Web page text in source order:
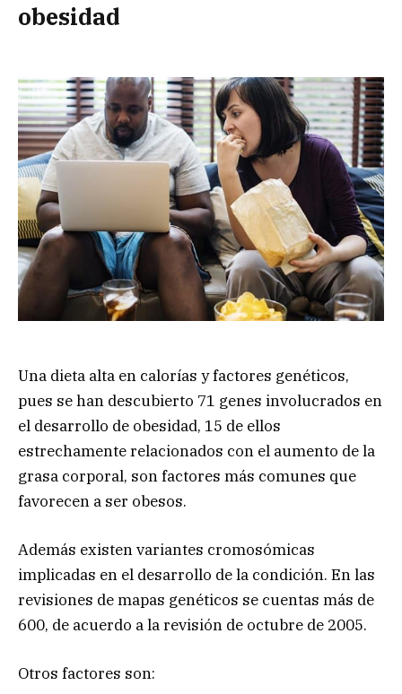
obesidad
Una dieta alta en calorías y factores genéticos,
pues se han descubierto 71 genes involucrados en
el desarrollo de obesidad, 15 de ellos
estrechamente relacionados con el aumento de la
grasa corporal, son factores más comunes que
favorecen a ser obesos.
Además existen variantes cromosómicas
implicadas en el desarrollo de la condición. En las
revisiones de mapas genéticos se cuentas más de
600, de acuerdo a la revisión de octubre de 2005.
Otros factores son: